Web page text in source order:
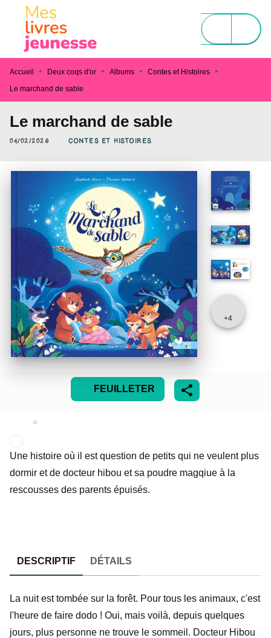
MENU CONTENU
PIED DE PAGE
Accueil • Deux coqs d'or • Albums • Contes et Histoires •
Le marchand de sable
Le marchand de sable
04/02/2026 CONTES ET HISTOIRES
FEUILLETER
Une histoire où il est question de petits qui ne veulent plus
dormir et de docteur hibou et sa poudre magqiue à la
rescousses des parents épuisés.
+4
DESCRIPTIF DÉTAILS
La nuit est tombée sur la forêt. Pour tous les animaux, c'est
l'heure de faire dodo ! Oui, mais voilà, depuis quelques
jours, plus personne ne trouve le sommeil. Docteur Hibou